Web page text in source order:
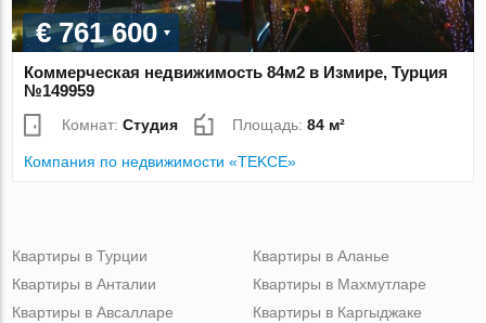
€ 761 600
Коммерческая недвижимость 84м2 в Измире, Турция
№149959
Комнат:Студия Площадь:84 м²
Компания по недвижимости «TEKCE»
Квартиры в Турции
Квартиры в Анталии
Квартиры в Авсалларе
Квартиры в Аланье
Квартиры в Махмутларе
Квартиры в Каргыджаке